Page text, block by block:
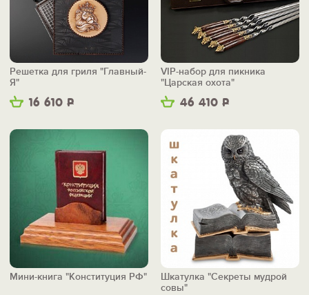
16 610 Р
Решетка для гриля "Главный-
Я"
46 410 Р
VIP-набор для пикника
"Царская охота"
Мини-книга "Конституция РФ"
Шкатулка "Секреты мудрой
совы"